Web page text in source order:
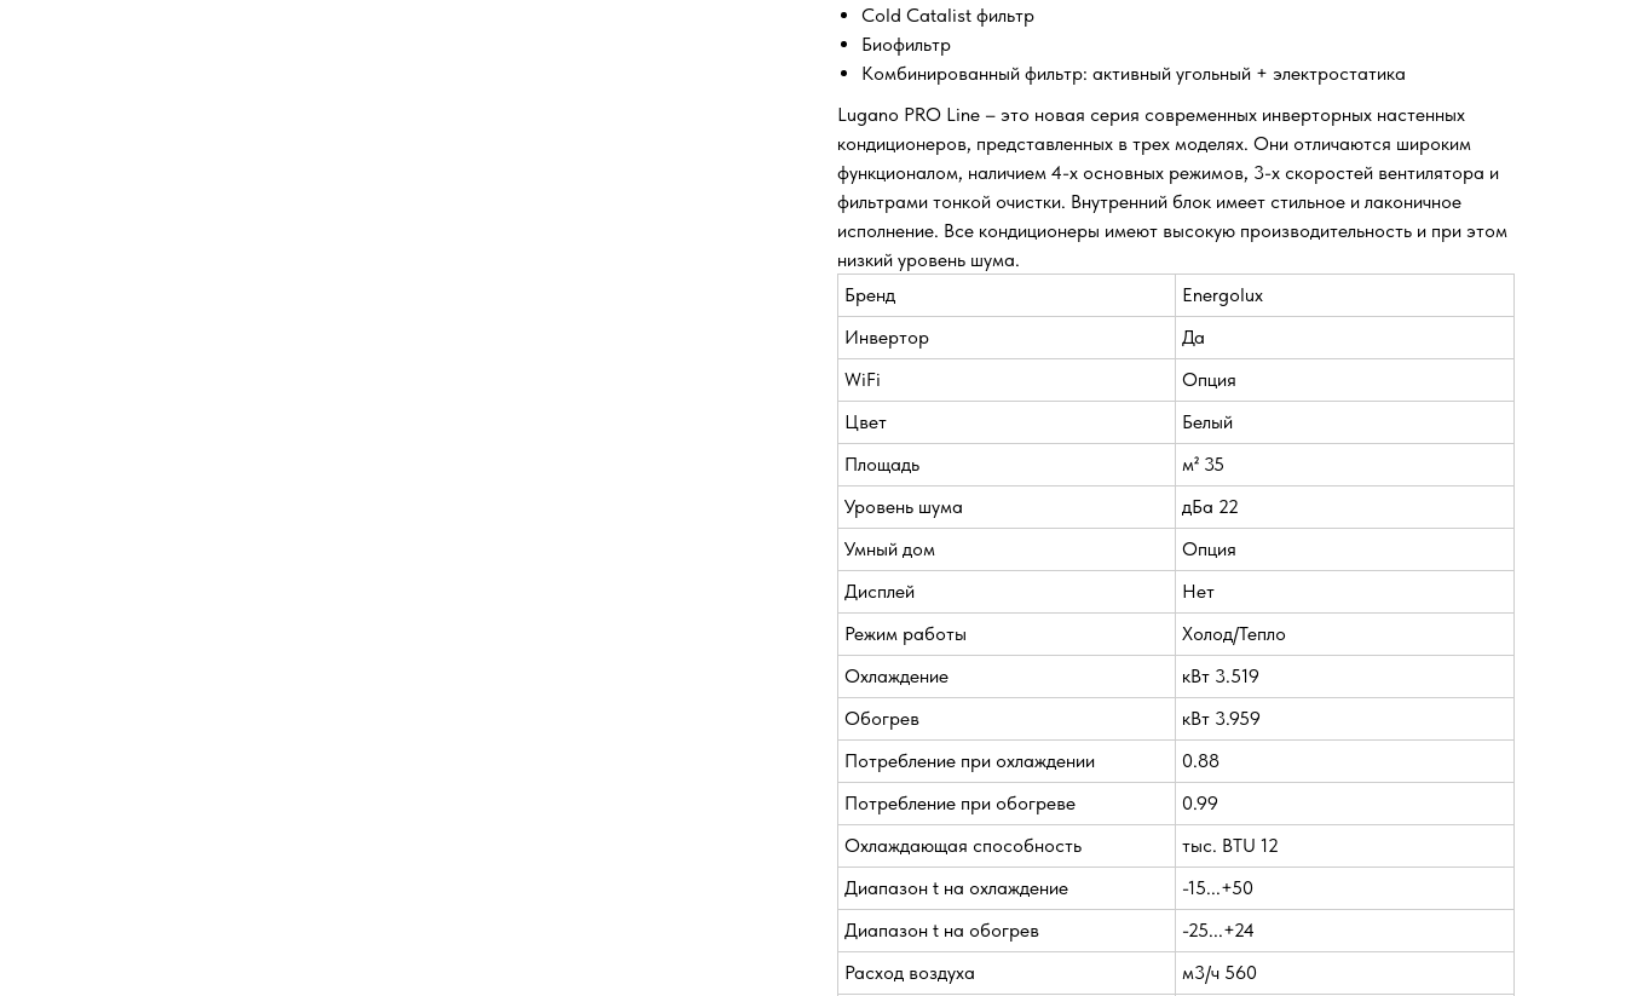
Cold Catalist фильтр
Биофильтр
Комбинированный фильтр: активный угольный + электростатика
Lugano PRO Line – это новая серия современных инверторных настенных
кондиционеров, представленных в трех моделях. Они отличаются широким
функционалом, наличием 4-х основных режимов, 3-х скоростей вентилятора и
фильтрами тонкой очистки. Внутренний блок имеет стильное и лаконичное
исполнение. Все кондиционеры имеют высокую производительность и при этом
низкий уровень шума.
Бренд
Energolux
Инвертор
Да
WiFi
Опция
Цвет
Белый
Площадь
м² 35
Уровень шума
дБа 22
Умный дом
Опция
Дисплей
Нет
Режим работы
Холод/Тепло
Охлаждение
кВт 3.519
Обогрев
кВт 3.959
Потребление при охлаждении
0.88
Потребление при обогреве
0.99
Охлаждающая способность
тыс. BTU 12
Диапазон t на охлаждение
-15...+50
Диапазон t на обогрев
-25...+24
Расход воздуха
м3/ч 560